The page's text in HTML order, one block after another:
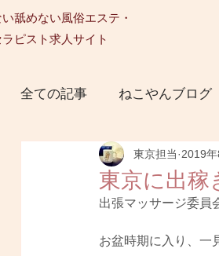
舐めない風俗エステ・
ラピスト求人サイト
全ての記事 ねこやんブログ
神奈川委員会 埼玉委
東京に出稼
東京担当 2019
出張マッサージ委員
お盆時期に入り、一